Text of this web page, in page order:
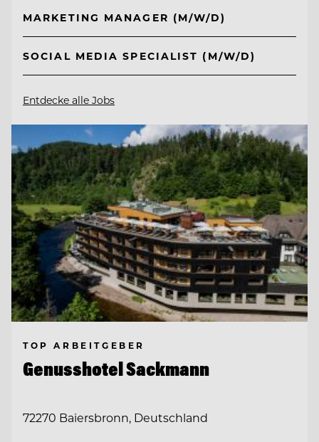
MARKETING MANAGER (M/W/D)
SOCIAL MEDIA SPECIALIST (M/W/D)
Entdecke alle Jobs
TOP ARBEITGEBER
Genusshotel Sackmann
72270 Baiersbronn, Deutschland